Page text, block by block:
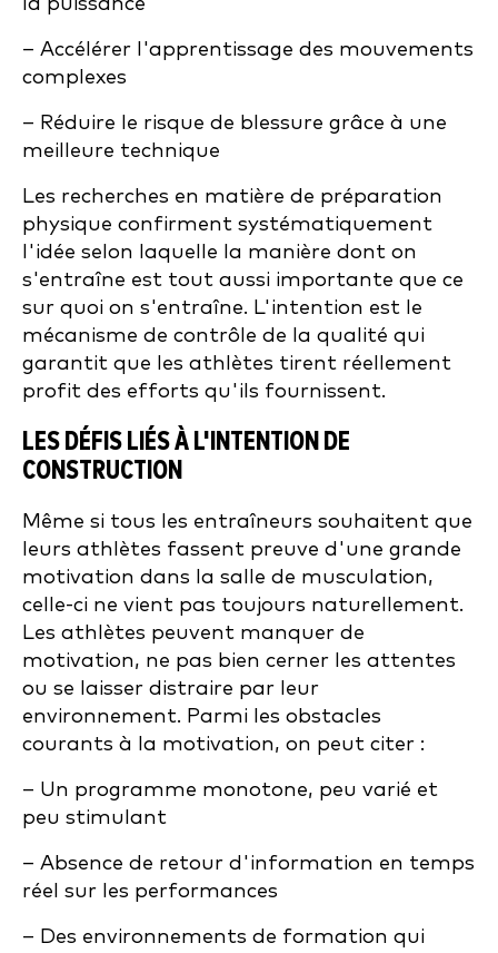
la puissance
– Accélérer l'apprentissage des mouvements
complexes
– Réduire le risque de blessure grâce à une
meilleure technique
Les recherches en matière de préparation
physique confirment systématiquement
l'idée selon laquelle la manière dont on
s'entraîne est tout aussi importante que ce
sur quoi on s'entraîne. L'intention est le
mécanisme de contrôle de la qualité qui
garantit que les athlètes tirent réellement
profit des efforts qu'ils fournissent.
LES DÉFIS LIÉS À L'INTENTION DE
CONSTRUCTION
Même si tous les entraîneurs souhaitent que
leurs athlètes fassent preuve d'une grande
motivation dans la salle de musculation,
celle-ci ne vient pas toujours naturellement.
Les athlètes peuvent manquer de
motivation, ne pas bien cerner les attentes
ou se laisser distraire par leur
environnement. Parmi les obstacles
courants à la motivation, on peut citer :
– Un programme monotone, peu varié et
peu stimulant
– Absence de retour d'information en temps
réel sur les performances
– Des environnements de formation qui